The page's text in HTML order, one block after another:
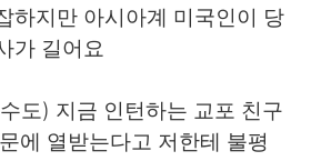
하지만 아시아계 미국인이 당
가 길어요
도) 지금 인턴하는 교포 친구
에 열받는다고 저한테 불평